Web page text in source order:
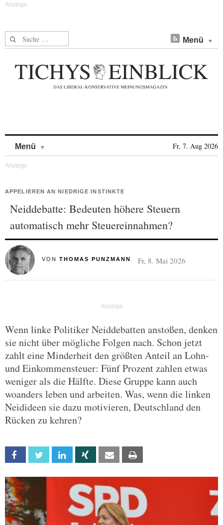
Suche nach: Menü
Menü Fr, 7. Aug 2026
APPELIEREN AN NIEDRIGE INSTINKTE
Neiddebatte: Bedeuten höhere Steuern
automatisch mehr Steuereinnahmen?
VON THOMAS PUNZMANN Fr, 8. Mai 2026
Wenn linke Politiker Neiddebatten anstoßen, denken
sie nicht über mögliche Folgen nach. Schon jetzt
zahlt eine Minderheit den größten Anteil an Lohn-
und Einkommensteuer: Fünf Prozent zahlen etwas
weniger als die Hälfte. Diese Gruppe kann auch
woanders leben und arbeiten. Was, wenn die linken
Neidideen sie dazu motivieren, Deutschland den
Rücken zu kehren?
Facebook Twitter Linkedin Xing Email